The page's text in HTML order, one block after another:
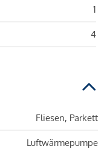
1
4
Fliesen, Parkett
Luftwärmepumpe